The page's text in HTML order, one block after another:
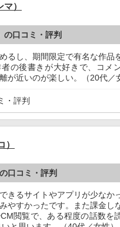
）
口コミ・評判
るし、期間限定で有名な作品
の後書きが大好きで、コメ
が近いのが楽しい。（20代／
・評判
口コミ・評判
きるサイトやアプリが少なか
やすかったです。また課金し
閲覧で、ある程度の話数を